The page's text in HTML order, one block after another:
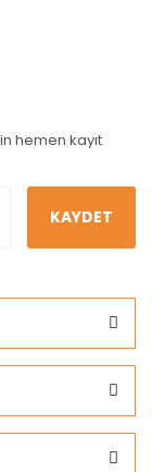
hemen kayıt
KAYDET